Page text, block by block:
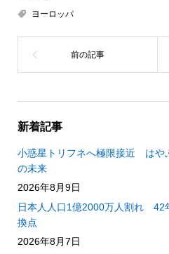
ヨーロッパ
新着記事
小惑星トリフネへ極限接近 はや
の未来
2026年8月9日
日本人人口1億2000万人割れ 42
換点
2026年8月7日